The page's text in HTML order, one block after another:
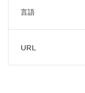
言語
URL